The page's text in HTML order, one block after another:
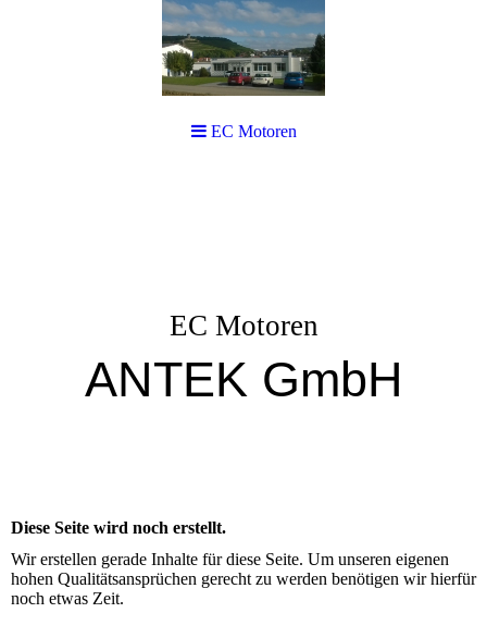
EC Motoren
ANTEK GmbH
Diese Seite wird noch erstellt.
Wir erstellen gerade Inhalte für diese Seite. Um unseren eigenen
hohen Qualitätsansprüchen gerecht zu werden benötigen wir hierfür
noch etwas Zeit.
EC Motoren